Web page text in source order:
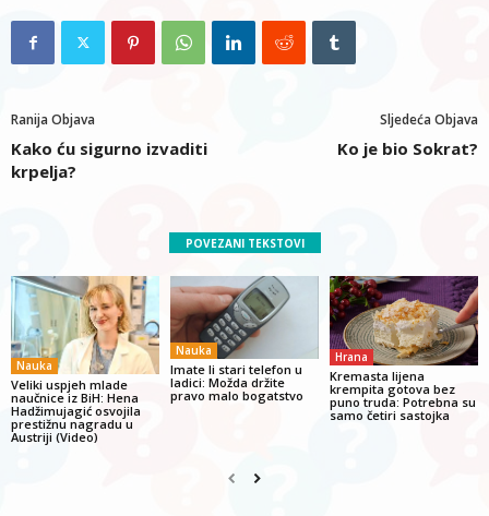
Ranija Objava
Kako ću sigurno izvaditi
krpelja?
Sljedeća Objava
Ko je bio Sokrat?
POVEZANI TEKSTOVI
Nauka
Veliki uspjeh mlade
naučnice iz BiH: Hena
Hadžimujagić osvojila
prestižnu nagradu u
Austriji (Video)
Nauka
Imate li stari telefon u
ladici: Možda držite
pravo malo bogatstvo
Hrana
Kremasta lijena
krempita gotova bez
puno truda: Potrebna su
samo četiri sastojka